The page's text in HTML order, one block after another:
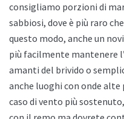
consigliamo porzioni di
sabbiosi, dove è più raro
questo modo, anche un
più facilmente mantenere
amanti del brivido o
anche luoghi con onde
caso di vento più